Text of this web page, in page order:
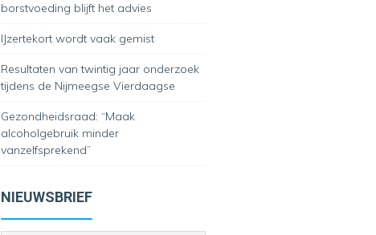
borstvoeding blijft het advies
IJzertekort wordt vaak gemist
Resultaten van twintig jaar onderzoek
tijdens de Nijmeegse Vierdaagse
Gezondheidsraad: “Maak
alcoholgebruik minder
vanzelfsprekend”
NIEUWSBRIEF